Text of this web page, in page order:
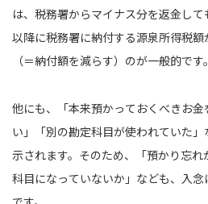
は、税務署からマイナス分を返金し
以降に税務署に納付する源泉所得税
（＝納付額を減らす）のが一般的です。
他にも、「本来預かっておくべきお
い」「別の勘定科目が使われていた
示されます。そのため、「預かり忘
科目になっていないか」なども、入